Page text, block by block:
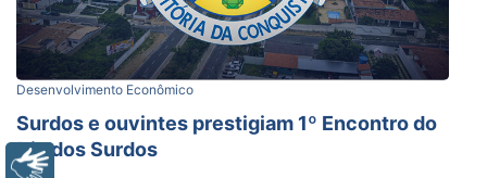
Desenvolvimento Econômico
Surdos e ouvintes prestigiam 1º Encontro do
Dia dos Surdos